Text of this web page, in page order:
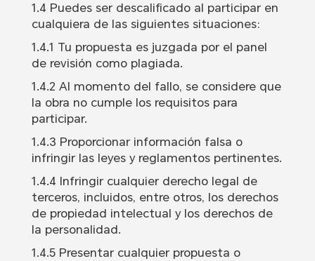
1.4 Puedes ser descalificado al participar en
cualquiera de las siguientes situaciones:
1.4.1 Tu propuesta es juzgada por el panel
de revisión como plagiada.
1.4.2 Al momento del fallo, se considere que
la obra no cumple los requisitos para
participar.
1.4.3 Proporcionar información falsa o
infringir las leyes y reglamentos pertinentes.
1.4.4 Infringir cualquier derecho legal de
terceros, incluidos, entre otros, los derechos
de propiedad intelectual y los derechos de
la personalidad.
1.4.5 Presentar cualquier propuesta o